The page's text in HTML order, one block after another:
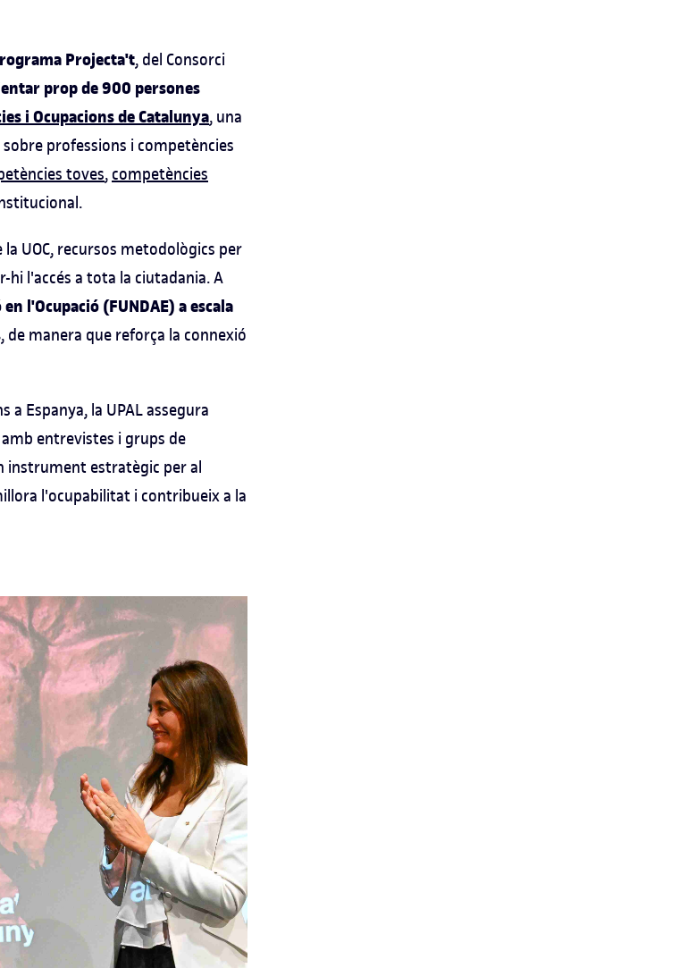
Projecta't, del Consorci
prop de 900 persones
i Ocupacions de Catalunya, una
professions i competències
toves, competències
UOC, recursos metodològics per
l'accés a tota la ciutadania. A
l'Ocupació (FUNDAE) a escala
, de manera que reforça la connexió
a Espanya, la UPAL assegura
entrevistes i grups de
instrument estratègic per al
l'ocupabilitat i contribueix a la